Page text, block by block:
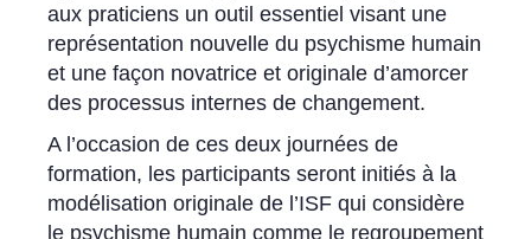
aux praticiens un outil essentiel visant une
représentation nouvelle du psychisme humain
et une façon novatrice et originale d’amorcer
des processus internes de changement.
A l’occasion de ces deux journées de
formation, les participants seront initiés à la
modélisation originale de l’ISF qui considère
le psychisme humain comme le regroupement